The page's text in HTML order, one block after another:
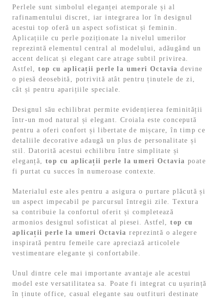
Perlele sunt simbolul eleganței atemporale și al
rafinamentului discret, iar integrarea lor în designul
acestui top oferă un aspect sofisticat și feminin.
Aplicațiile cu perle poziționate la nivelul umerilor
reprezintă elementul central al modelului, adăugând un
accent delicat și elegant care atrage subtil privirea.
Astfel,top cu aplicații perle la umeri Octavia devine
o piesă deosebită, potrivită atât pentru ținutele de zi,
cât și pentru aparițiile speciale.
Designul său echilibrat permite evidențierea feminității
într-un mod natural și elegant. Croiala este concepută
pentru a oferi confort și libertate de mișcare, în timp ce
detaliile decorative adaugă un plus de personalitate și
stil. Datorită acestui echilibru între simplitate și
eleganță,top cu aplicații perle la umeri Octavia poate
fi purtat cu succes în numeroase contexte.
Materialul este ales pentru a asigura o purtare plăcută și
un aspect impecabil pe parcursul întregii zile. Textura
sa contribuie la confortul oferit și completează
armonios designul sofisticat al piesei. Astfel,top cu
aplicații perle la umeri Octavia reprezintă o alegere
inspirată pentru femeile care apreciază articolele
vestimentare elegante și confortabile.
Unul dintre cele mai importante avantaje ale acestui
model este versatilitatea sa. Poate fi integrat cu ușurință
în ținute office, casual elegante sau outfituri destinate